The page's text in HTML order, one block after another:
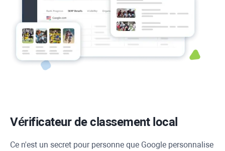
Vérificateur de classement local
Ce n'est un secret pour personne que Google personnalise